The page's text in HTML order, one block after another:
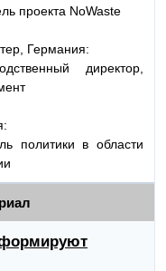
проекта NoWaste
Германия:
директор,
политики в области
формируют